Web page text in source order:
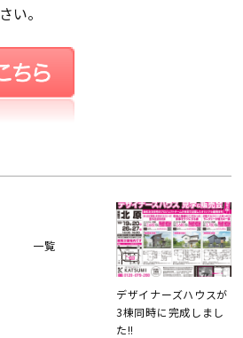
スタッフ紹介
い。
一覧
デザイナーズハウスが
3棟同時に完成しまし
た!!